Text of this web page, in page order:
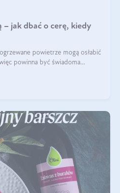
– jak dbać o cerę, kiedy
powietrze mogą osłabić
powinna być świadoma